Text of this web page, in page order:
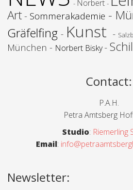
- Norbert -
Art - Sommerakademie -
Gräfelfing - Kunst -
München - Norbert Bisky-
Contact:
P.A.H.
Petra Amtsberg
Studio: Riemerling
Email:
Newsletter: